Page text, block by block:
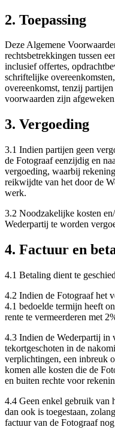
2. Toepassing
Deze Algemene
rechtsbetrekkingen tussen
inclusief offertes,
schriftelijke
overeenkomst, tenzij
voorwaarden zijn
3. Vergoeding
3.1 Indien partijen geen
de Fotograaf eenzijdig en
vergoeding, waarbij
reikwijdte van het door de
werk.
3.2 Noodzakelijke kosten
Wederpartij te worden
4. Factuur en
4.1 Betaling dient te
4.2 Indien de Fotograaf het
4.1 bedoelde termijn heeft
rente te vermeerderen met
4.3 Indien de Wederpartij in
tekortgeschoten in de
verplichtingen, een inbreuk
komen alle kosten die de
en buiten rechte voor
4.4 Geen enkel gebruik van
dan ook is toegestaan,
factuur van de Fotograaf